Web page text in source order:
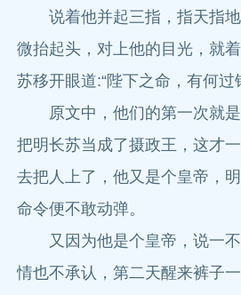
说着他并起三指，指天指地
微抬起头，对上他的目光，就
苏移开眼道:“陛下之命，有何过
原文中，他们的第一次就是
把明长苏当成了摄政王，这才
去把人上了，他又是个皇帝，
命令便不敢动弹。
又因为他是个皇帝，说一不
情也不承认，第二天醒来裤子